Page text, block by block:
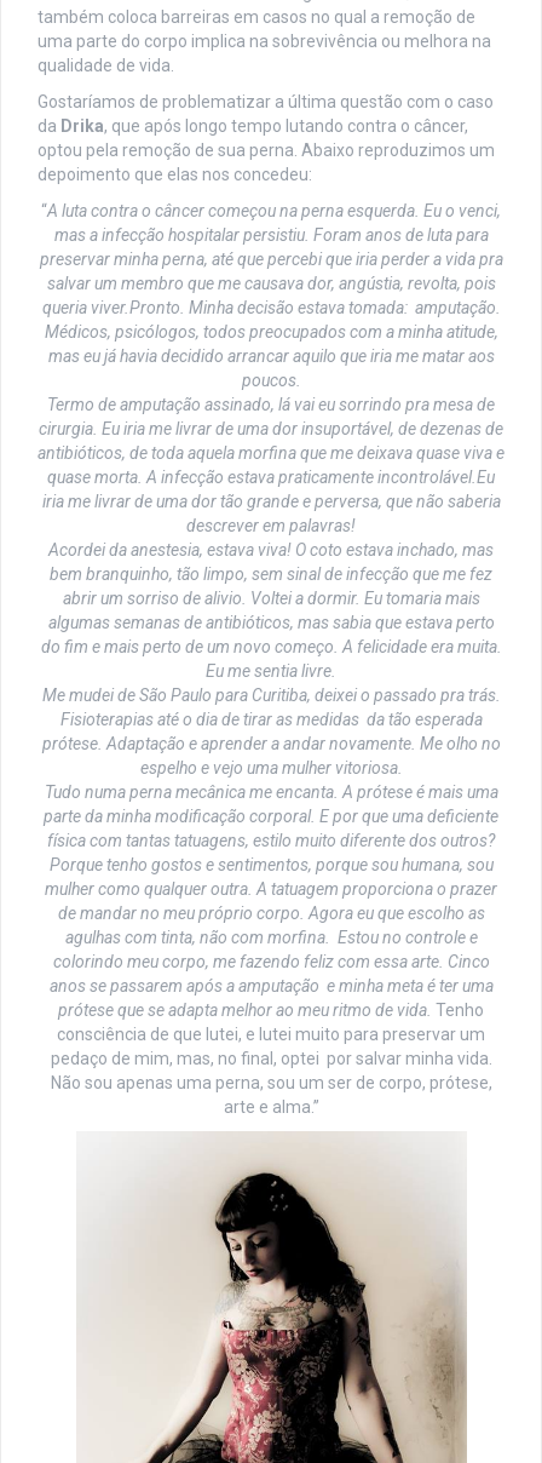
também coloca barreiras em casos no qual a remoção de
uma parte do corpo implica na sobrevivência ou melhora na
qualidade de vida.
Gostaríamos de problematizar a última questão com o caso
da Drika, que após longo tempo lutando contra o câncer,
optou pela remoção de sua perna. Abaixo reproduzimos um
depoimento que elas nos concedeu:
“A luta contra o câncer começou na perna esquerda. Eu o venci,
mas a infecção hospitalar persistiu. Foram anos de luta para
preservar minha perna, até que percebi que iria perder a vida pra
salvar um membro que me causava dor, angústia, revolta, pois
queria viver.Pronto. Minha decisão estava tomada: amputação.
Médicos, psicólogos, todos preocupados com a minha atitude,
mas eu já havia decidido arrancar aquilo que iria me matar aos
poucos.
Termo de amputação assinado, lá vai eu sorrindo pra mesa de
cirurgia. Eu iria me livrar de uma dor insuportável, de dezenas de
antibióticos, de toda aquela morfina que me deixava quase viva e
quase morta. A infecção estava praticamente incontrolável.Eu
iria me livrar de uma dor tão grande e perversa, que não saberia
descrever em palavras!
Acordei da anestesia, estava viva! O coto estava inchado, mas
bem branquinho, tão limpo, sem sinal de infecção que me fez
abrir um sorriso de alivio. Voltei a dormir. Eu tomaria mais
algumas semanas de antibióticos, mas sabia que estava perto
do fim e mais perto de um novo começo. A felicidade era muita.
Eu me sentia livre.
Me mudei de São Paulo para Curitiba, deixei o passado pra trás.
Fisioterapias até o dia de tirar as medidas da tão esperada
prótese. Adaptação e aprender a andar novamente. Me olho no
espelho e vejo uma mulher vitoriosa.
Tudo numa perna mecânica me encanta. A prótese é mais uma
parte da minha modificação corporal. E por que uma deficiente
física com tantas tatuagens, estilo muito diferente dos outros?
Porque tenho gostos e sentimentos, porque sou humana, sou
mulher como qualquer outra. A tatuagem proporciona o prazer
de mandar no meu próprio corpo. Agora eu que escolho as
agulhas com tinta, não com morfina. Estou no controle e
colorindo meu corpo, me fazendo feliz com essa arte. Cinco
anos se passarem após a amputação e minha meta é ter uma
prótese que se adapta melhor ao meu ritmo de vida. Tenho
consciência de que lutei, e lutei muito para preservar um
pedaço de mim, mas, no final, optei por salvar minha vida.
Não sou apenas uma perna, sou um ser de corpo, prótese,
arte e alma.”